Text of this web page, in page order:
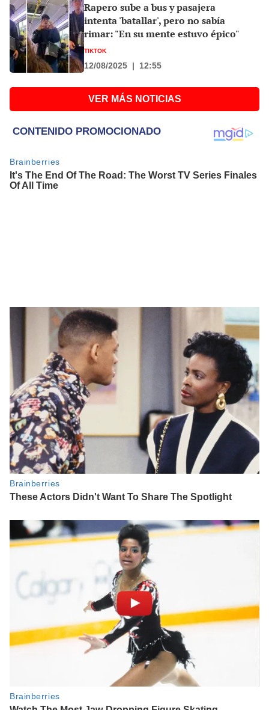
Rapero sube a bus y pasajera
intenta 'batallar', pero no sabía
rimar: "En su mente estuvo épico"
TIKTOK
12/08/2025 | 12:55
VER MÁS NOTICIAS